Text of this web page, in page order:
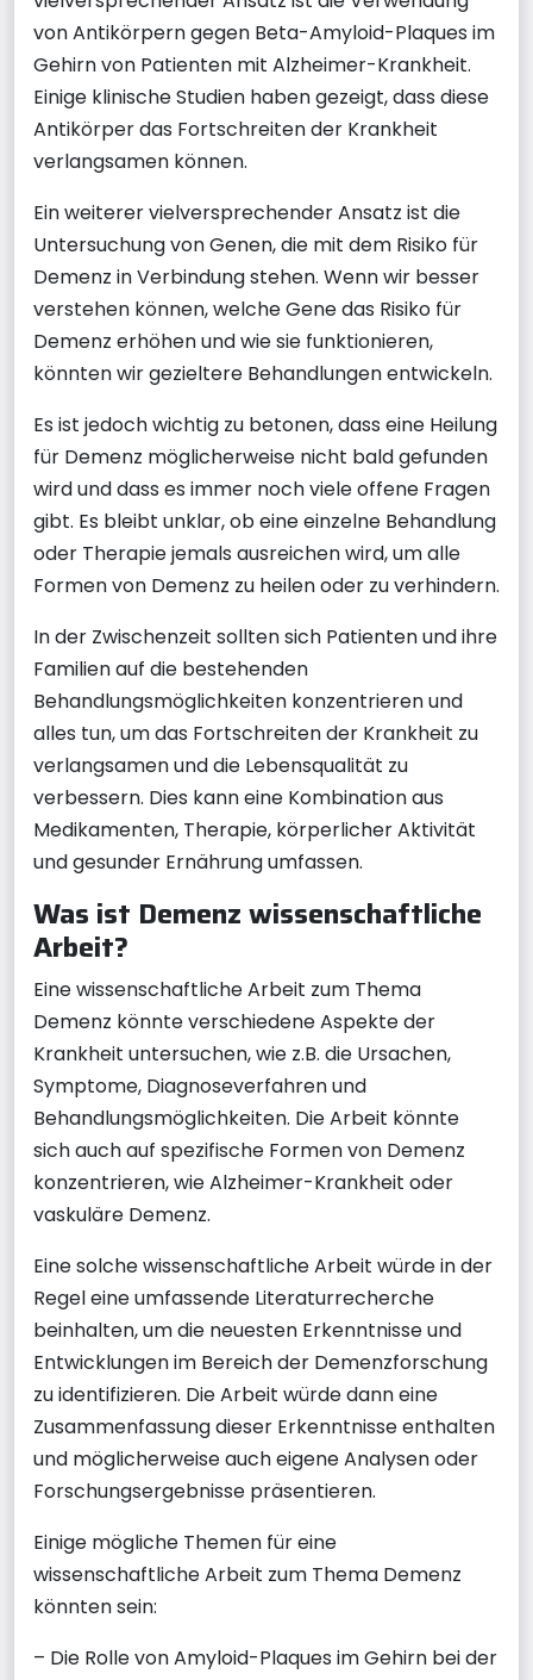
von Antikörpern gegen Beta-Amyloid-Plaques im
Gehirn von Patienten mit Alzheimer-Krankheit.
Einige klinische Studien haben gezeigt, dass diese
Antikörper das Fortschreiten der Krankheit
verlangsamen können.
Ein weiterer vielversprechender Ansatz ist die
Untersuchung von Genen, die mit dem Risiko für
Demenz in Verbindung stehen. Wenn wir besser
verstehen können, welche Gene das Risiko für
Demenz erhöhen und wie sie funktionieren,
könnten wir gezieltere Behandlungen entwickeln.
Es ist jedoch wichtig zu betonen, dass eine Heilung
für Demenz möglicherweise nicht bald gefunden
wird und dass es immer noch viele offene Fragen
gibt. Es bleibt unklar, ob eine einzelne Behandlung
oder Therapie jemals ausreichen wird, um alle
Formen von Demenz zu heilen oder zu verhindern.
In der Zwischenzeit sollten sich Patienten und ihre
Familien auf die bestehenden
Behandlungsmöglichkeiten konzentrieren und
alles tun, um das Fortschreiten der Krankheit zu
verlangsamen und die Lebensqualität zu
verbessern. Dies kann eine Kombination aus
Medikamenten, Therapie, körperlicher Aktivität
und gesunder Ernährung umfassen.
Was ist Demenz wissenschaftliche
Arbeit?
Eine wissenschaftliche Arbeit zum Thema
Demenz könnte verschiedene Aspekte der
Krankheit untersuchen, wie z.B. die Ursachen,
Symptome, Diagnoseverfahren und
Behandlungsmöglichkeiten. Die Arbeit könnte
sich auch auf spezifische Formen von Demenz
konzentrieren, wie Alzheimer-Krankheit oder
vaskuläre Demenz.
Eine solche wissenschaftliche Arbeit würde in der
Regel eine umfassende Literaturrecherche
beinhalten, um die neuesten Erkenntnisse und
Entwicklungen im Bereich der Demenzforschung
zu identifizieren. Die Arbeit würde dann eine
Zusammenfassung dieser Erkenntnisse enthalten
und möglicherweise auch eigene Analysen oder
Forschungsergebnisse präsentieren.
Einige mögliche Themen für eine
wissenschaftliche Arbeit zum Thema Demenz
könnten sein:
– Die Rolle von Amyloid-Plaques im Gehirn bei der